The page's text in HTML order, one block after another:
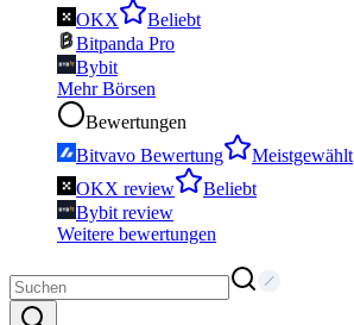
OKX
Beliebt
Bitpanda Pro
Bybit
Mehr Börsen
Bewertungen
Bitvavo Bewertung
Meistgewählt
OKX review
Beliebt
Bybit review
Weitere bewertungen